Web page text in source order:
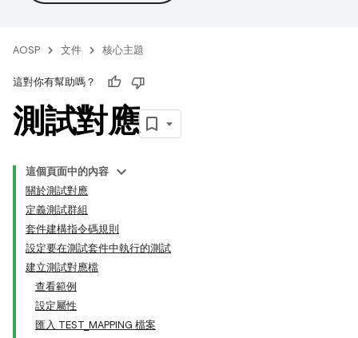
AOSP 文件 核心主題
這對你有幫助嗎？
測試對應
這個頁面中的內容
關於測試對應
定義測試群組
套件建構指令碼規則
設定要在測試套件中執行的測試
建立測試對應檔
查看範例
設定屬性
匯入 TEST_MAPPING 檔案